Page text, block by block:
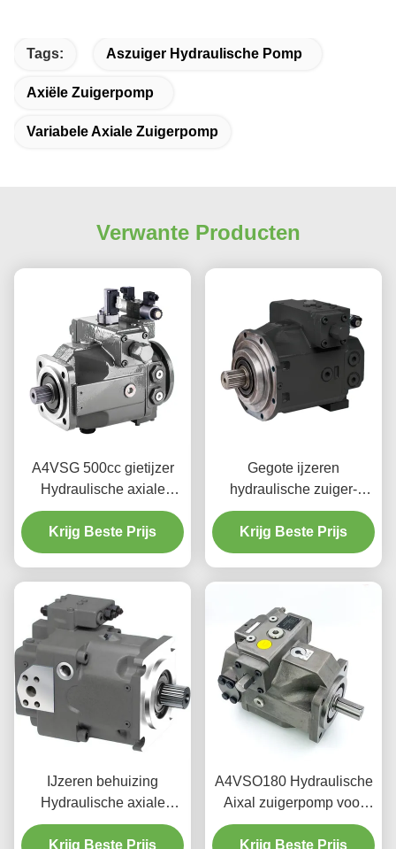
Tags: Aszuiger Hydraulische Pomp
Axiële Zuigerpomp
Variabele Axiale Zuigerpomp
Verwante Producten
A4VSG 500cc gietijzer
Hydraulische axiale
zuigerpomp voor
tunnelboormachine
350bar
Krijg Beste Prijs
Gegote ijzeren
hydraulische zuiger-
axiale pomp
Fluorpolymer
afdichtingen voor
Krijg Beste Prijs
IJzeren behuizing
Hydraulische axiale
zuigerpomp 145 Cc/Rev
Lage geluid A11V(L) O
Krijg Beste Prijs
A4VSO180 Hydraulische
Aixal zuigerpomp voor
smeedpers 324 L/min 350
bar
Krijg Beste Prijs